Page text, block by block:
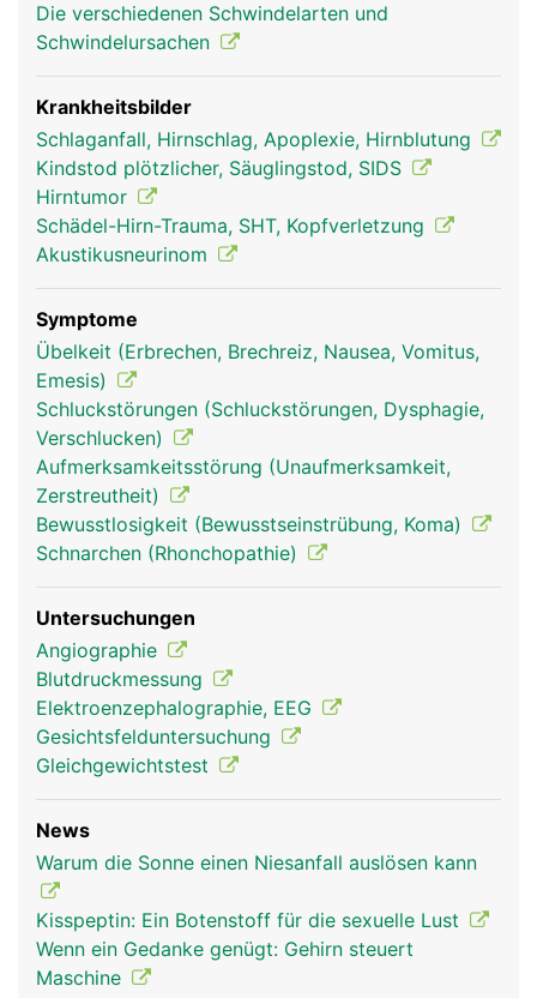
Stammhirn Frau Stammhirn Mann
Die verschiedenen Schwindelarten und
Schwindelursachen
Krankheitsbilder
Schlaganfall, Hirnschlag, Apoplexie, Hirnblutung
Kindstod plötzlicher, Säuglingstod, SIDS
Hirntumor
Schädel-Hirn-Trauma, SHT, Kopfverletzung
Akustikusneurinom
Symptome
Übelkeit (Erbrechen, Brechreiz, Nausea, Vomitus,
Emesis)
Schluckstörungen (Schluckstörungen, Dysphagie,
Verschlucken)
Aufmerksamkeitsstörung (Unaufmerksamkeit,
Zerstreutheit)
Bewusstlosigkeit (Bewusstseinstrübung, Koma)
Schnarchen (Rhonchopathie)
Untersuchungen
Angiographie
Blutdruckmessung
Elektroenzephalographie, EEG
Gesichtsfelduntersuchung
Gleichgewichtstest
News
Warum die Sonne einen Niesanfall auslösen kann
Kisspeptin: Ein Botenstoff für die sexuelle Lust
Wenn ein Gedanke genügt: Gehirn steuert
Maschine